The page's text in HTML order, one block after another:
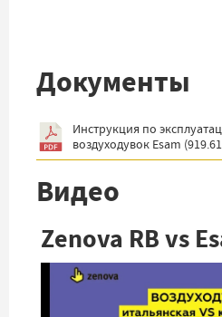
Документы
Инструкция по
воздуходувок Esam (
Видео
Zenova RB vs